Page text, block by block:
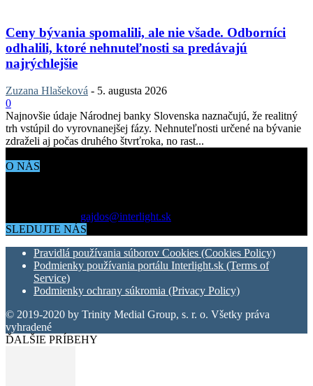
Ceny bývania spomalili, ale nie všade. Odborníci
odhalili, ktoré nehnuteľnosti sa predávajú
najrýchlejšie
Zuzana Hlašeková - 5. augusta 2026
0
Najnovšie údaje Národnej banky Slovenska naznačujú, že realitný
trh vstúpil do vyrovnanejšej fázy. Nehnuteľnosti určené na bývanie
zdraželi aj počas druhého štvrťroka, no rast...
O NÁS
gajdos@interlight.sk
SLEDUJTE NÁS
Pravidlá používania súborov Cookies (Cookies Policy)
Podmienky používania portálu Interlight.sk (Terms of
Service)
Podmienky ochrany súkromia (Privacy Policy)
© 2019-2020 by Trinity Medial Group, s. r. o. Všetky práva
vyhradené
ĎALŠIE PRÍBEHY